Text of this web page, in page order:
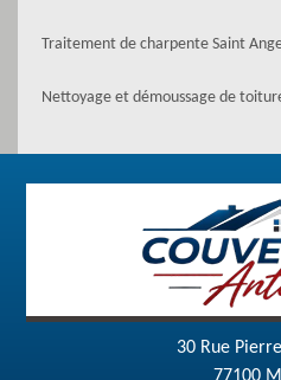
Traitement de charpente Saint
Nettoyage et démoussage de
30 Rue